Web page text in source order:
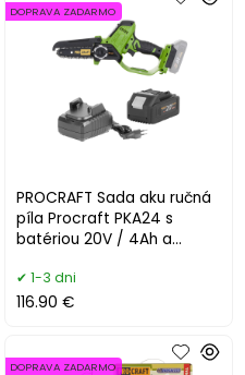
PROCRAFT Sada aku ručná
píla Procraft PKA24 s
batériou 20V / 4Ah a
DOPRAVA ZADARMO
1-3 dni
116.90 €
DOPRAVA ZADARMO